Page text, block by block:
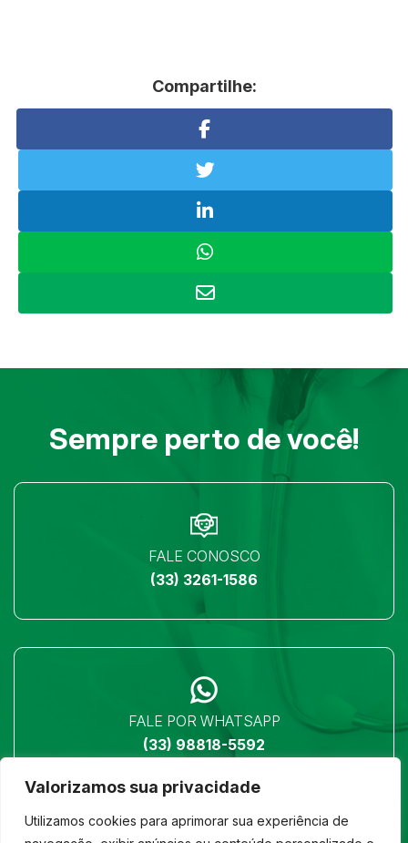
Valorizamos sua privacidade
Utilizamos cookies para aprimorar sua experiência de
Compartilhe:
Sempre perto de você!
FALE CONOSCO
(33) 3261-1586
FALE POR WHATSAPP
(33) 98818-5592